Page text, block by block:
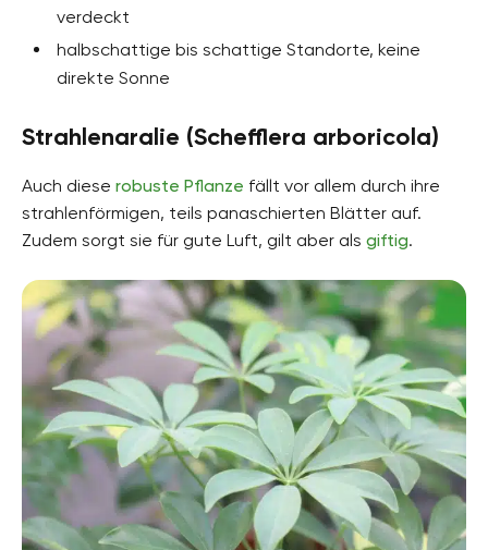
verdeckt
halbschattige bis schattige Standorte, keine
direkte Sonne
Strahlenaralie (Schefflera arboricola)
Auch diese robuste Pflanze fällt vor allem durch ihre
strahlenförmigen, teils panaschierten Blätter auf.
Zudem sorgt sie für gute Luft, gilt aber als giftig.